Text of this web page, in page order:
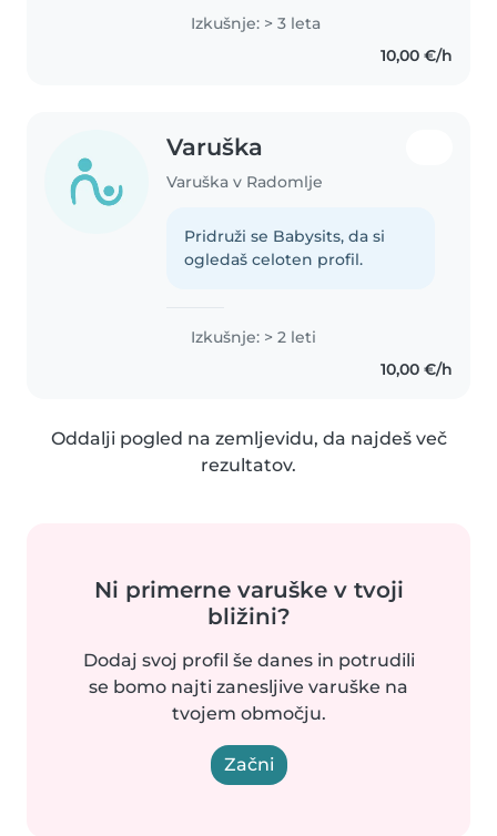
predšolskimi otroci. Sem tudi
delala že v vrtcu, kjer sem dobila
same pohvale in dobre ocene...
Izkušnje: > 3 leta
10,00 €/h
Varuška
Varuška v Radomlje
Pridruži se Babysits, da si
ogledaš celoten profil.
Izkušnje: > 2 leti
10,00 €/h
Oddalji pogled na zemljevidu, da najdeš več
rezultatov.
Ni primerne varuške v tvoji
bližini?
Dodaj svoj profil še danes in potrudili
se bomo najti zanesljive varuške na
tvojem območju.
Začni